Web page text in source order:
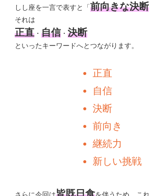
しし座を一言で表すと「前向きな決断
それは
正直 ・ 自信 ・ 決断
といったキーワードへとつながります。
正直
自信
決断
前向き
継続力
新しい挑戦
さらに今回は皆既日食を伴うため、こ